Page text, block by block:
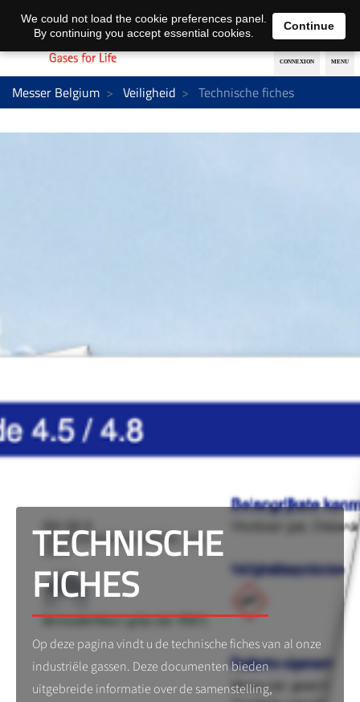
Nederlands français
Messer Belgium Veiligheid Technische fiches
TECHNISCHE
FICHES
Op deze pagina vindt u de technische fiches van al onze
industriële gassen. Deze documenten bieden
uitgebreide informatie over de samenstelling,
We could not load the cookie preferences panel.
By continuing you accept essential cookies.
Continue